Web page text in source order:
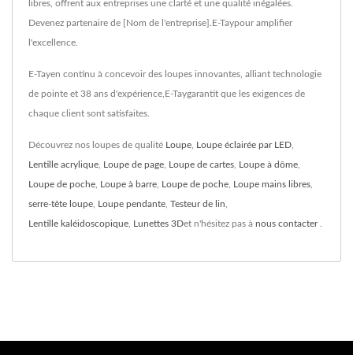
libres, offrent aux entreprises une clarté et une qualité inégalées.
Devenez partenaire de [Nom de l'entreprise].E-Taypour amplifier
l'excellence.
E-Tayen continu à concevoir des loupes innovantes, alliant technologie
de pointe et 38 ans d'expérience,E-Taygarantit que les exigences de
chaque client sont satisfaites.
Découvrez nos loupes de qualité Loupe Loupe éclairée par LED
Lentille acrylique Loupe de page Loupe de cartes Loupe à dôme
Loupe de poche Loupe à barre Loupe de poche Loupe mains libres
serre-tête loupe Loupe pendante Testeur de lin
Lentille kaléidoscopique Lunettes 3Det n'hésitez pas à nous contacter.